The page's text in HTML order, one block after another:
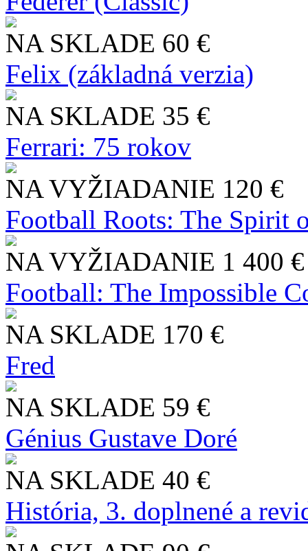
NA SKLADE 60 €
Felix (základná verzia)
NA SKLADE 35 €
Ferrari: 75 rokov
NA VYŽIADANIE 120 €
Football Roots: The Spirit
NA VYŽIADANIE 1 400 €
Football: The Impossible
NA SKLADE 170 €
Fred
NA SKLADE 59 €
Génius Gustave Doré
NA SKLADE 40 €
História, 3. doplnené a